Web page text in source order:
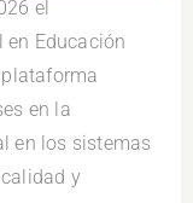
el
Educación
en la
en los sistemas
y